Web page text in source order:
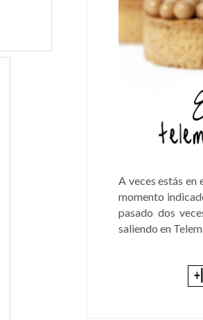
A veces estás en
momento
pasado dos
saliendo en